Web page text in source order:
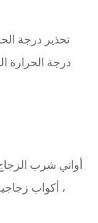
تحذير درجة
أواني شرب الزجاج
، أكواب